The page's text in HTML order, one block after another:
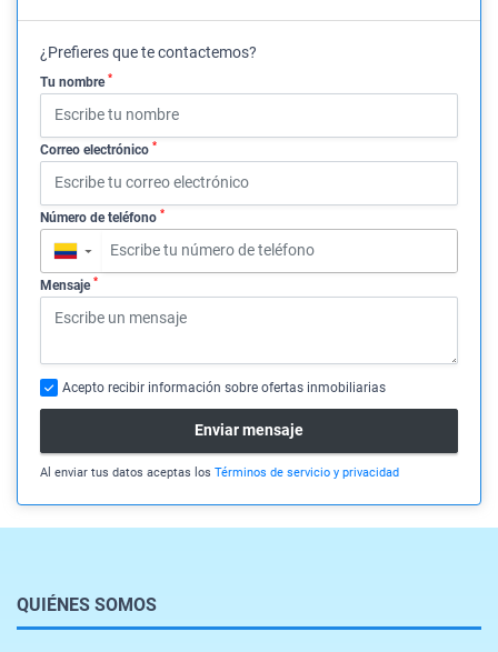
¿Prefieres que te contactemos?
Tu nombre *
Correo electrónico *
Número de teléfono *
▼
Mensaje *
Acepto recibir información sobre ofertas inmobiliarias
Enviar mensaje
Al enviar tus datos aceptas los Términos de servicio y privacidad
QUIÉNES SOMOS